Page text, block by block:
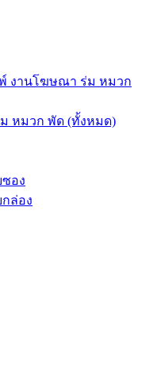
งานโฆษณา ร่ม หมวก
หมวก พัด (ทั้งหมด)
อง
ล่อง